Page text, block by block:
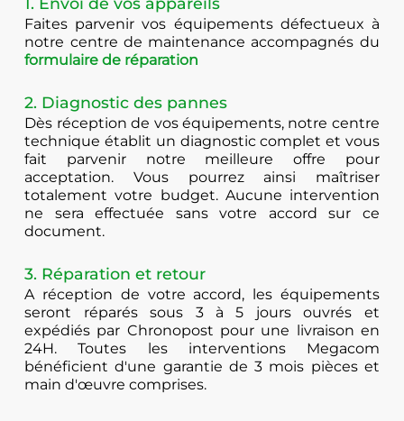
Faites parvenir vos équipements défectueux à
notre centre de maintenance accompagnés du
formulaire de réparation
2. Diagnostic des pannes
Dès réception de vos équipements, notre centre
technique établit un diagnostic complet et vous
fait parvenir notre meilleure offre pour
acceptation. Vous pourrez ainsi maîtriser
totalement votre budget. Aucune intervention
ne sera effectuée sans votre accord sur ce
document.
3. Réparation et retour
A réception de votre accord, les équipements
seront réparés sous 3 à 5 jours ouvrés et
expédiés par Chronopost pour une livraison en
24H. Toutes les interventions Megacom
bénéficient d'une garantie de 3 mois pièces et
main d'œuvre comprises.